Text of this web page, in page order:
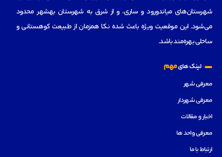
شهرستان‌های میاندورود و ساری، و از شرق به شهرستان بهشهر محدود
می‌شود. این موقعیت ویژه باعث شده نکا همزمان از طبیعت کوهستانی و
ساحلی بهره‌مند باشد.
لینک هایمهم
معرفی شهر
معرفی شهردار
اخبار و مقالات
معرفی واحد ها
ارتباط با ما